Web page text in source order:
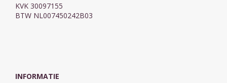
KVK 30097155
BTW NL007450242B03
INFORMATIE